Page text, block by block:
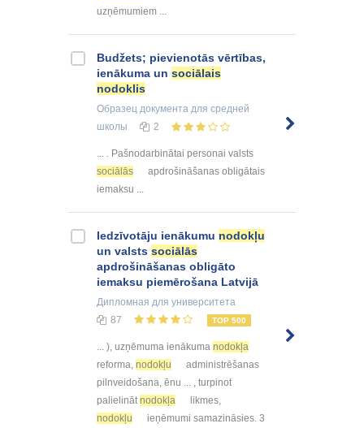
uzņēmumiem ...
Budžets; pievienotās vērtības,
ienākuma un sociālais
nodoklis
Образец документа для средней
школы
2
... . Pašnodarbinātai personai valsts
sociālās
apdrošināšanas obligātais
iemaksu ...
Iedzīvotāju ienākumu nodokļu
un valsts sociālās
apdrošināšanas obligāto
iemaksu piemērošana Latvijā
Дипломная для университета
87
TOP 500
... ), uzņēmuma ienākuma nodokļa
reforma, nodokļu
administrēšanas
pilnveidošana, ēnu ... , turpinot
palielināt nodokļa
likmes,
nodokļu
ieņēmumi samazināsies. 3